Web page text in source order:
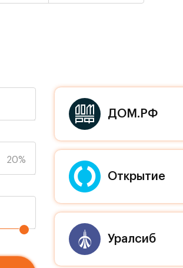
20%
ДОМ.РФ
Открытие
Уралсиб